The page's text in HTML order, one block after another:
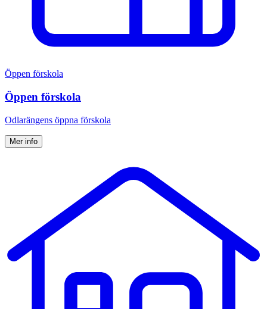
Öppen förskola
Öppen förskola
Odlarängens öppna förskola
Mer info